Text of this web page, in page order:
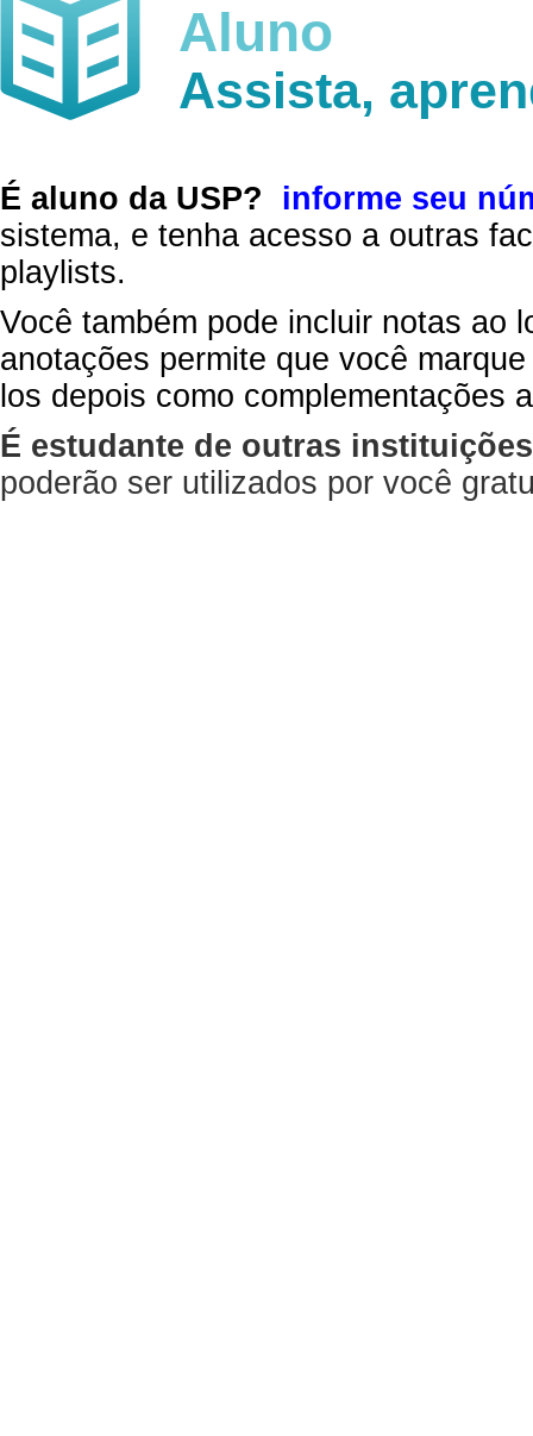
Aluno
Assista,
É aluno da USP?
informe seu
sistema, e tenha acesso a outras
playlists.
Você também pode incluir notas ao
anotações permite que você
los depois como complementações
É estudante de outras
poderão ser utilizados por você